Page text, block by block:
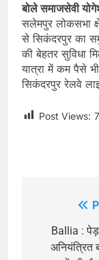
बोले समाजसेवी
सलेमपुर लोकसभा
से सिकंदरपुर का
की बेहतर सुविधा
यात्रा में कम पैसे
सिकंदरपुर रेलवे
Post Views:
Ballia :
अनियंत्रित